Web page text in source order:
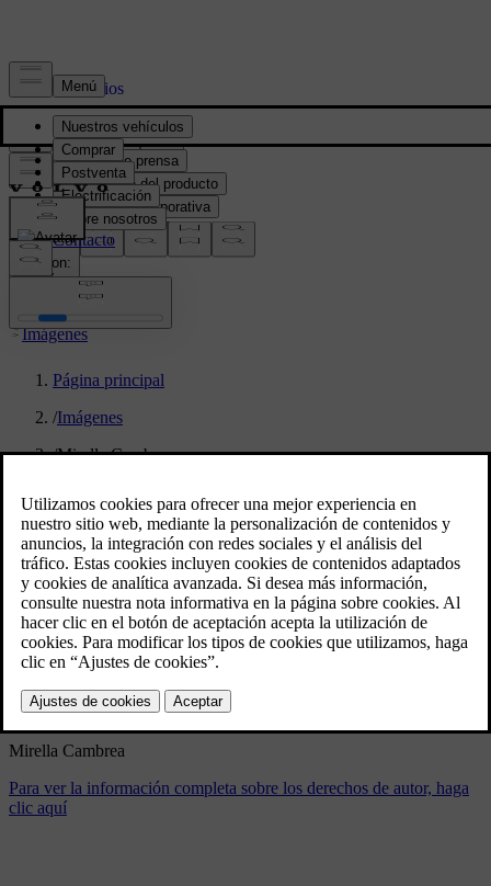
Prensa y Medios
Material de prensa
Información del producto
Información corporativa
Contacto de medios
location:
PY
Imágenes
Página principal
/Imágenes
/Mirella Cambrea
Mirella Cambrea
4/15/2024
Marcador
Compartir
Descargar
Mirella Cambrea
Para ver la información completa sobre los derechos de autor, haga
clic aquí